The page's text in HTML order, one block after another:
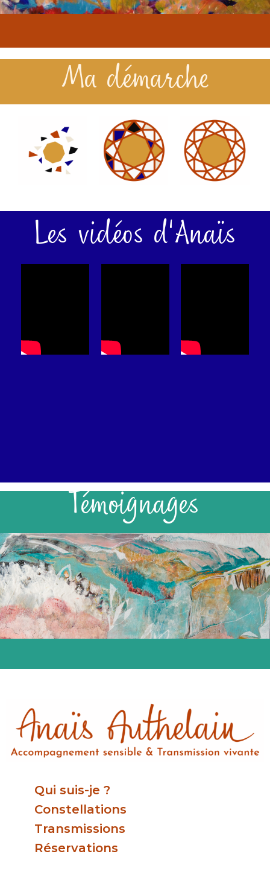
Ma démarche
Les vidéos d'Anaïs
Témoignages
Qui suis-je ?
Constellations
Transmissions
Réservations